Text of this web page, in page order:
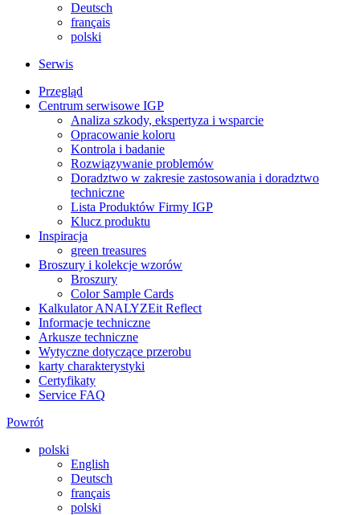
Deutsch
français
polski
Serwis
Przegląd
Centrum serwisowe IGP
Analiza szkody, ekspertyza i wsparcie
Opracowanie koloru
Kontrola i badanie
Rozwiązywanie problemów
Doradztwo w zakresie zastosowania i doradztwo
techniczne
Lista Produktów Firmy IGP
Klucz produktu
Inspiracja
green treasures
Broszury i kolekcje wzorów
Broszury
Color Sample Cards
Kalkulator ANALYZEit Reflect
Informacje techniczne
Arkusze techniczne
Wytyczne dotyczące przerobu
karty charakterystyki
Certyfikaty
Service FAQ
Powrót
polski
English
Deutsch
français
polski